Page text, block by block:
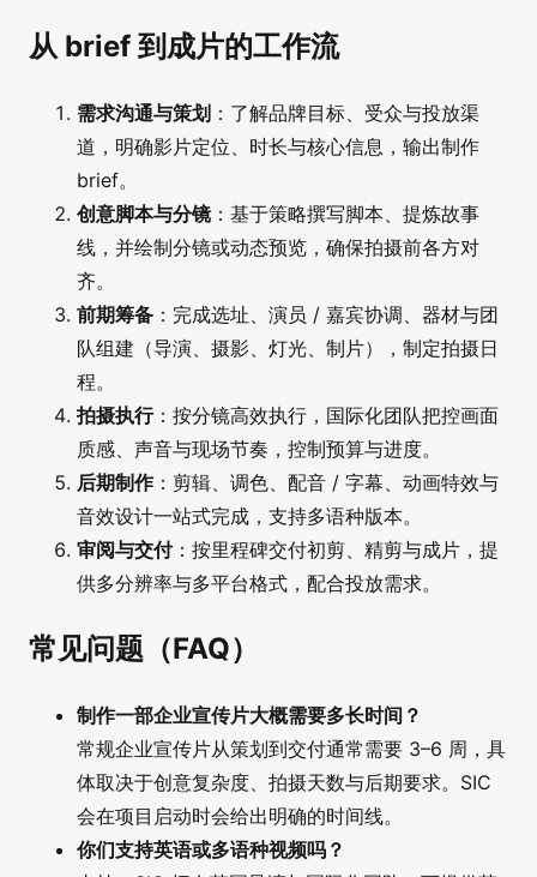
从 brief 到成片的工作流
需求沟通与策划 ：了解品牌目标、受众与投放渠
道，明确影片定位、时长与核心信息，输出制作
brief。
创意脚本与分镜 ：基于策略撰写脚本、提炼故事
线，并绘制分镜或动态预览，确保拍摄前各方对
齐。
前期筹备 ：完成选址、演员 / 嘉宾协调、器材与团
队组建（导演、摄影、灯光、制片），制定拍摄日
程。
拍摄执行：按分镜高效执行，国际化团队把控画面
质感、声音与现场节奏，控制预算与进度。
后期制作：剪辑、调色、配音 / 字幕、动画特效与
音效设计一站式完成，支持多语种版本。
审阅与交付：按里程碑交付初剪、精剪与成片，提
供多分辨率与多平台格式，配合投放需求。
常见问题（FAQ）
制作一部企业宣传片大概需要多长时间？
常规企业宣传片从策划到交付通常需要 3–6 周，具
体取决于创意复杂度、拍摄天数与后期要求。SIC
会在项目启动时会给出明确的时间线。
你们支持英语或多语种视频吗？